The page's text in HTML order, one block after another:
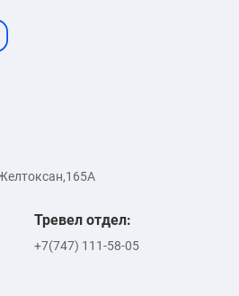
Тревел отдел:
+7(747) 111-58-05